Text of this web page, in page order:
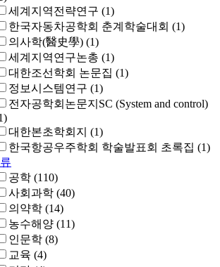
세계지역전략연구 (1)
한국자동차공학회 춘계학술대회 (1)
의사학(醫史學) (1)
세계지역연구논총 (1)
대한조선학회 논문집 (1)
정보시스템연구 (1)
전자공학회논문지SC (System and control)
대한본초학회지 (1)
한국항공우주학회 학술발표회 초록집 (1)
공학 (110)
사회과학 (40)
의약학 (14)
농수해양 (11)
인문학 (8)
교육 (4)